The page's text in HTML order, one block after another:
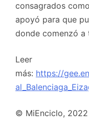
consagrados
apoyó para que
donde comenzó a
Leer
más: https://
© MiEnciclo, 2022